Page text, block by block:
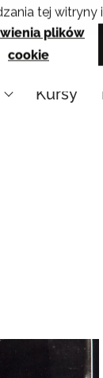
tej witryny
plików
cookie
Kursy